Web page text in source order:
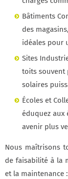
Bâtiments
des
idéales pour
Sites
toits souvent
solaires
Écoles et
éduquez aux
avenir plus
Nous maîtrisons
de faisabilité à la
et la maintenance :